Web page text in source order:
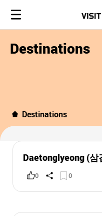
Destinations
Destinations
Daetonglyeong (
0 0